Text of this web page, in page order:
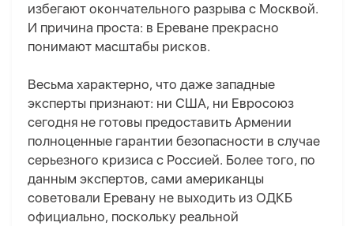
избегают окончательного разрыва с Москвой.
И причина проста: в Ереване прекрасно
понимают масштабы рисков.
Весьма характерно, что даже западные
эксперты признают: ни США, ни Евросоюз
сегодня не готовы предоставить Армении
полноценные гарантии безопасности в случае
серьезного кризиса с Россией. Более того, по
данным экспертов, сами американцы
советовали Еревану не выходить из ОДКБ
официально, поскольку реальной